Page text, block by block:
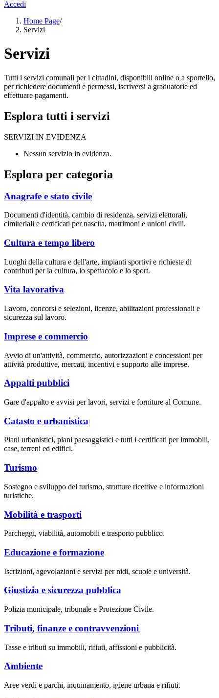
Accedi
Home Page/
Servizi
Servizi
Tutti i servizi comunali per i cittadini, disponibili online o a sportello,
per richiedere documenti e permessi, iscriversi a graduatorie ed
effettuare pagamenti.
Esplora tutti i servizi
SERVIZI IN EVIDENZA
Nessun servizio in evidenza.
Esplora per categoria
Anagrafe e stato civile
Documenti d'identità, cambio di residenza, servizi elettorali,
cimiteriali e certificati per nascita, matrimoni e unioni civili.
Cultura e tempo libero
Luoghi della cultura e dell'arte, impianti sportivi e richieste di
contributi per la cultura, lo spettacolo e lo sport.
Vita lavorativa
Lavoro, concorsi e selezioni, licenze, abilitazioni professionali e
sicurezza sul lavoro.
Imprese e commercio
Avvio di un'attività, commercio, autorizzazioni e concessioni per
attività produttive, mercati, incentivi e supporto alle imprese.
Appalti pubblici
Gare d'appalto e avvisi per lavori, servizi e forniture al Comune.
Catasto e urbanistica
Piani urbanistici, piani paesaggistici e tutti i certificati per immobili,
case, terreni ed edifici.
Turismo
Sostegno e sviluppo del turismo, strutture ricettive e informazioni
turistiche.
Mobilità e trasporti
Parcheggi, viabilità, automobili e trasporto pubblico.
Educazione e formazione
Iscrizioni, agevolazioni e servizi per nidi, scuole e università.
Giustizia e sicurezza pubblica
Polizia municipale, tribunale e Protezione Civile.
Tributi, finanze e contravvenzioni
Tasse e tributi su immobili, rifiuti, affissioni e pubblicità.
Ambiente
Aree verdi e parchi, inquinamento, igiene urbana e rifiuti.